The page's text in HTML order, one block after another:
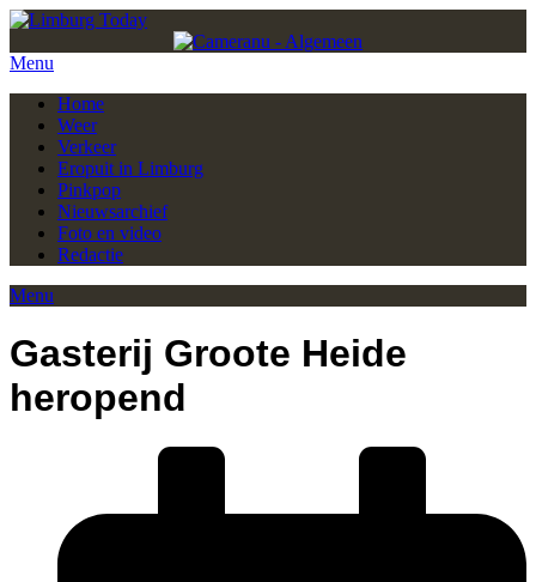
Menu
Home
Weer
Verkeer
Eropuit in Limburg
Pinkpop
Nieuwsarchief
Foto en video
Redactie
Menu
Gasterij Groote Heide
heropend